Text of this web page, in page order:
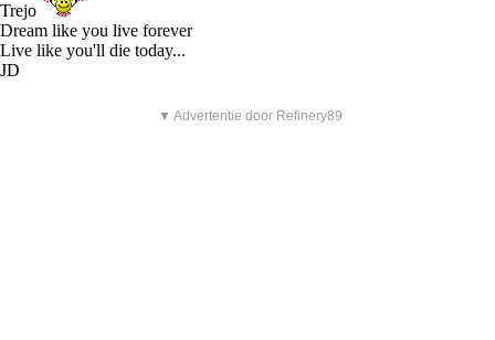
Trejo
Dream like you live forever
Live like you'll die today...
JD
▼ Advertentie door Refinery89